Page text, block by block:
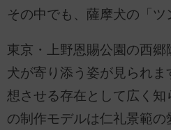
その中でも、薩摩犬の「ツ
東京・上野恩賜公園の西
犬が寄り添う姿が見られ
想させる存在として広く
の制作モデルは仁礼景範